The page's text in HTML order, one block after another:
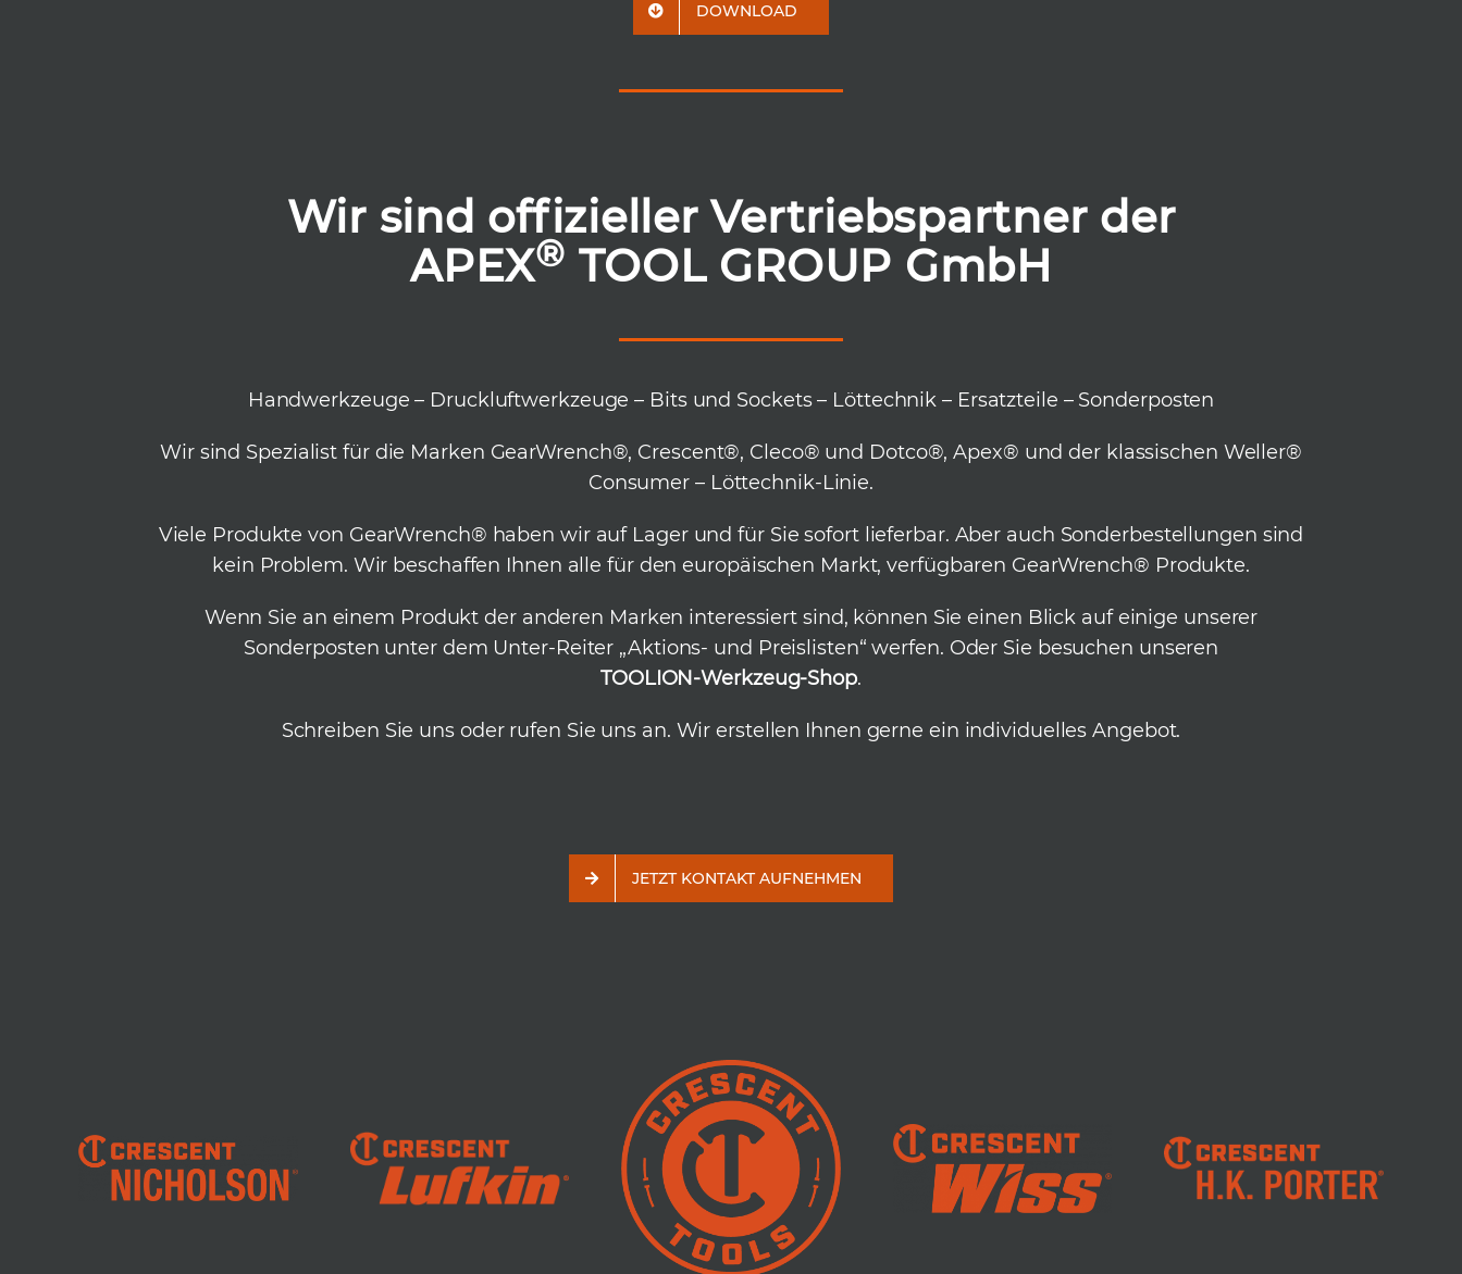
DOWNLOAD
Wir sind offizieller Vertriebspartner der
APEX® TOOL GROUP GmbH
Handwerkzeuge – Druckluftwerkzeuge – Bits und Sockets – Löttechnik – Ersatzteile – Sonderposten
Wir sind Spezialist für die Marken GearWrench®, Crescent®, Cleco® und Dotco®, Apex® und der klassischen Weller®
Consumer – Löttechnik-Linie.
Viele Produkte von GearWrench® haben wir auf Lager und für Sie sofort lieferbar. Aber auch Sonderbestellungen sind
kein Problem. Wir beschaffen Ihnen alle für den europäischen Markt, verfügbaren GearWrench® Produkte.
Wenn Sie an einem Produkt der anderen Marken interessiert sind, können Sie einen Blick auf einige unserer
Sonderposten unter dem Unter-Reiter „Aktions- und Preislisten“ werfen. Oder Sie besuchen unseren
TOOLION-Werkzeug-Shop.
Schreiben Sie uns oder rufen Sie uns an. Wir erstellen Ihnen gerne ein individuelles Angebot.
JETZT KONTAKT AUFNEHMEN